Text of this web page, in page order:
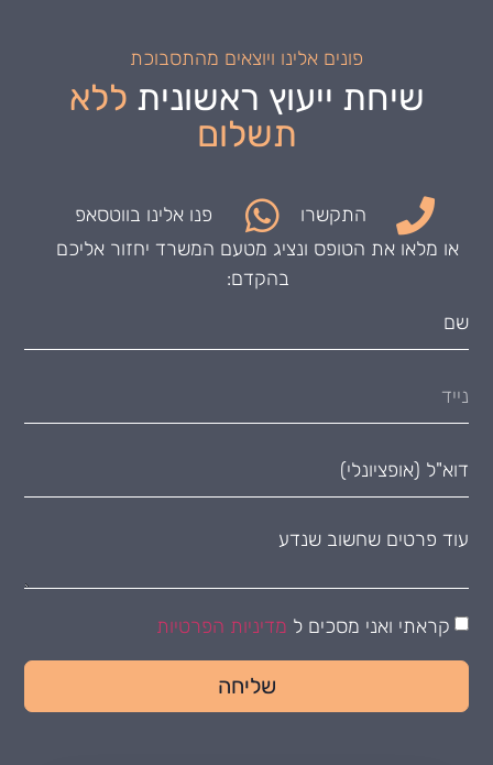
פונים אלינו ויוצאים מהתסבוכת
שיחת ייעוץ ראשונית ללא
תשלום
התקשרו
פנו אלינו בווטסאפ
או מלאו את הטופס ונציג מטעם המשרד יחזור אליכם
בהקדם:
קראתי ואני מסכים ל מדיניות הפרטיות
שליחה